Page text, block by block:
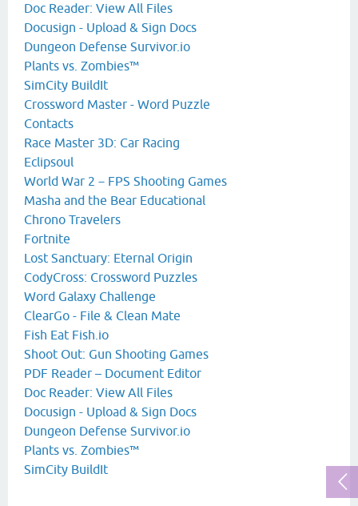
Doc Reader: View All Files
Docusign - Upload & Sign Docs
Dungeon Defense Survivor.io
Plants vs. Zombies™
SimCity BuildIt
Crossword Master - Word Puzzle
Contacts
Race Master 3D: Car Racing
Eclipsoul
World War 2－FPS Shooting Games
Masha and the Bear Educational
Chrono Travelers
Fortnite
Lost Sanctuary: Eternal Origin
CodyCross: Crossword Puzzles
Word Galaxy Challenge
ClearGo - File & Clean Mate
Fish Eat Fish.io
Shoot Out: Gun Shooting Games
PDF Reader – Document Editor
Doc Reader: View All Files
Docusign - Upload & Sign Docs
Dungeon Defense Survivor.io
Plants vs. Zombies™
SimCity BuildIt